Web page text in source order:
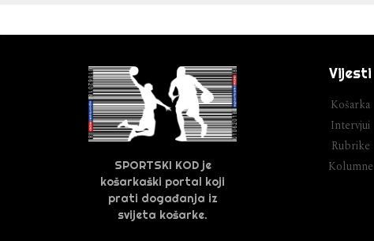
SPORTSKI KOD je
košarkaški portal koji
prati događanja iz
svijeta košarke.
Vijesti
Košarka
Intervjui
Rubrike
Kolumne